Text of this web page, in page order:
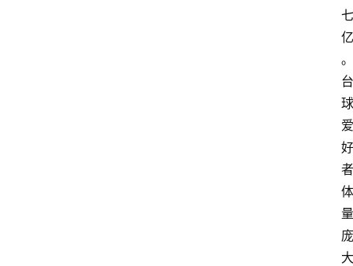
七
亿
。
台
球
爱
好
者
体
量
庞
大